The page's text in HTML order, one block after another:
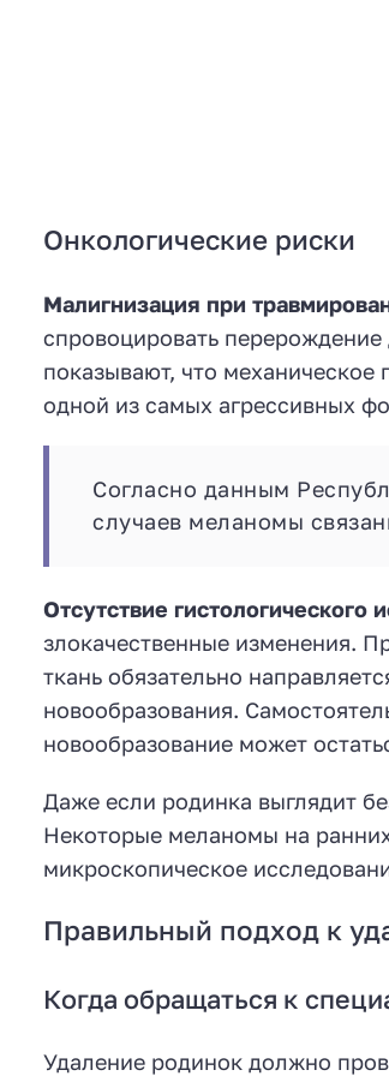
Онкологические риски
Малигнизация при
спровоцировать
показывают, что
одной из самых агрессивных
Согласно данным
случаев меланомы
Отсутствие гистологического
злокачественные изменения.
ткань обязательно
новообразования.
новообразование может
Даже если родинка выглядит
Некоторые меланомы на
микроскопическое
Правильный подход к
Когда обращаться к
Удаление родинок должно